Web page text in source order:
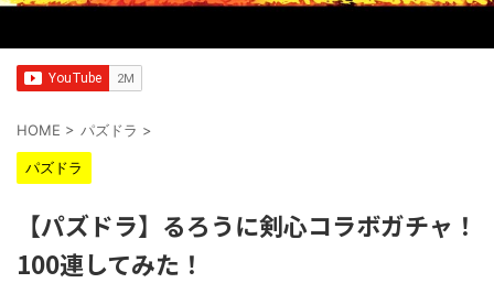
HOME > パズドラ >
パズドラ
【パズドラ】るろうに剣心コラボガチャ！
100連してみた！